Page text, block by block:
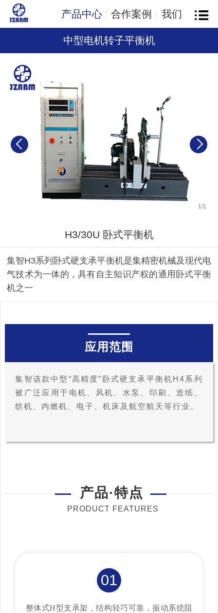
产品中心 合作案例 我们
中型电机转子平衡机
1 /1
H3/30U 卧式平衡机
集智H3系列卧式硬支承平衡机是集精密机械及现代电
气技术为一体的，具有自主知识产权的通用卧式平衡
机之一
应用范围
集智该款中型“高精度”卧式硬支承平衡机H4系列
被广泛应用于电机、风机、水泵、印刷、造纸、
纺机、内燃机、电子、机床及航空航天等行业。
产品·特点
PRODUCT FEATURES
01
整体式H型支承架，结构轻巧可靠，振动系统阻